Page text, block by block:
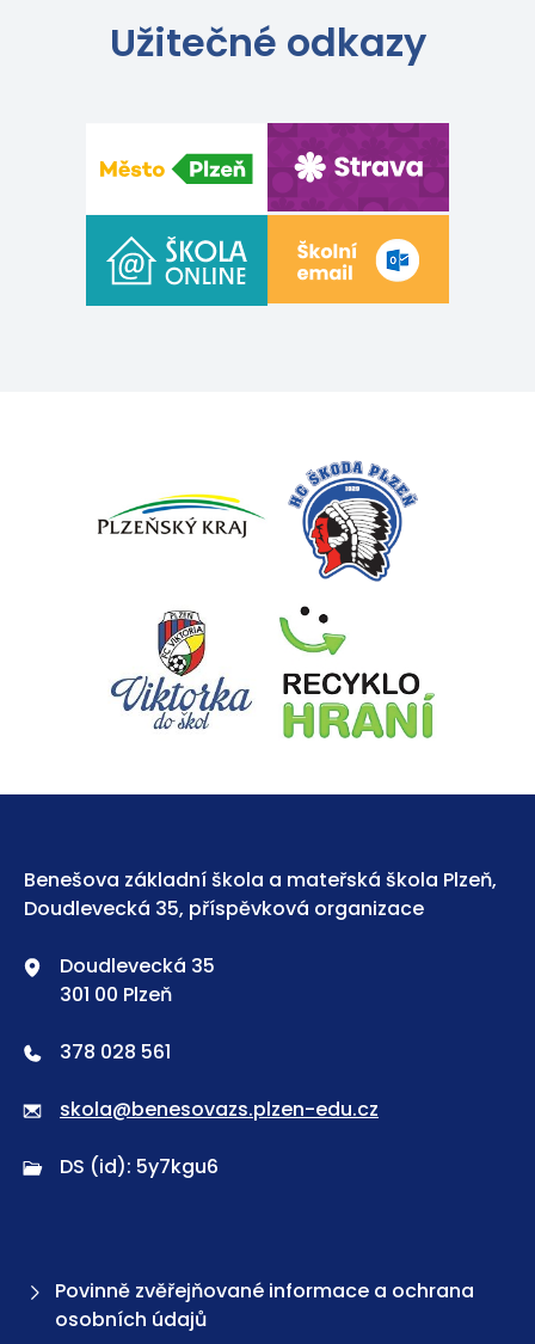
Užitečné odkazy
Benešova základní škola a mateřská škola Plzeň,
Doudlevecká 35, příspěvková organizace
Doudlevecká 35
301 00 Plzeň
378 028 561
skola@benesovazs.plzen-edu.cz
DS (id): 5y7kgu6
Povinně zvěřejňované informace a ochrana
osobních údajů